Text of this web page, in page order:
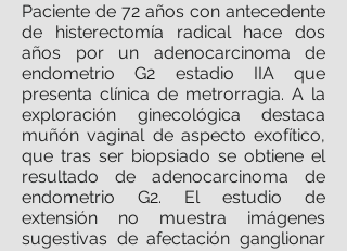
Paciente de 72 años con antecedente
de histerectomía radical hace dos
años por un adenocarcinoma de
endometrio G2 estadio IIA que
presenta clínica de metrorragia. A la
exploración ginecológica destaca
muñón vaginal de aspecto exofítico,
que tras ser biopsiado se obtiene el
resultado de adenocarcinoma de
endometrio G2. El estudio de
extensión no muestra imágenes
sugestivas de afectación ganglionar